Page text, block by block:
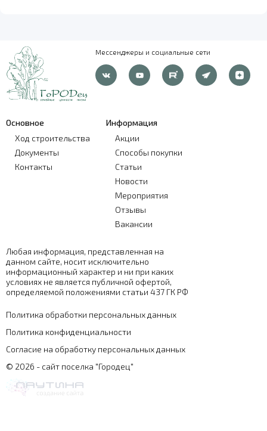
Мессенджеры и социальные сети
Основное
Ход строительства
Документы
Контакты
Информация
Акции
Способы покупки
Статьи
Новости
Мероприятия
Отзывы
Вакансии
Любая информация, представленная на
данном сайте, носит исключительно
информационный характер и ни при каких
условиях не является публичной офертой,
определяемой положениями статьи 437 ГК РФ
Политика обработки персональных данных
Политика конфиденциальности
Согласие на обработку персональных данных
© 2026 - сайт поселка "Городец"